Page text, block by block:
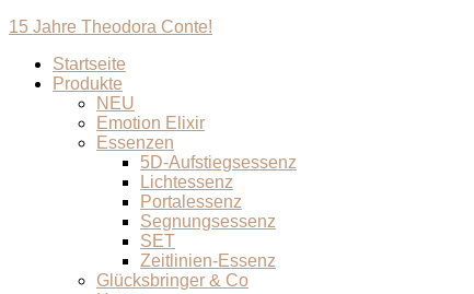
15 Jahre Theodora Conte!
Startseite
Produkte
NEU
Emotion Elixir
Essenzen
5D-Aufstiegsessenz
Lichtessenz
Portalessenz
Segnungsessenz
SET
Zeitlinien-Essenz
Glücksbringer & Co